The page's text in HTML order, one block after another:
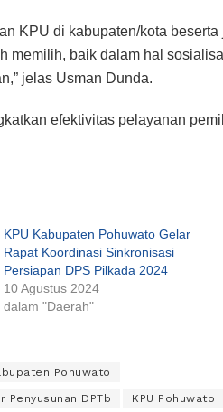
KPU di kabupaten/kota
memilih, baik dalam hal
jelas Usman Dunda.
efektivitas pelayanan
KPU Kabupaten Pohuwato Gelar
Rapat Koordinasi Sinkronisasi
Persiapan DPS Pilkada 2024
10 Agustus 2024
dalam "Daerah"
Pohuwato
Penyusunan DPTb KPU Pohuwato